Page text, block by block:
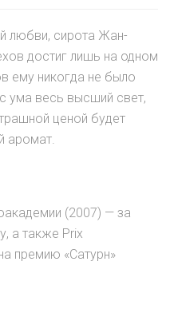
любви, сирота Жан-
достиг лишь на одном
ему никогда не было
ума весь высший свет,
ценой будет
аромат.
(2007) — за
а также Prix
премию «Сатурн»